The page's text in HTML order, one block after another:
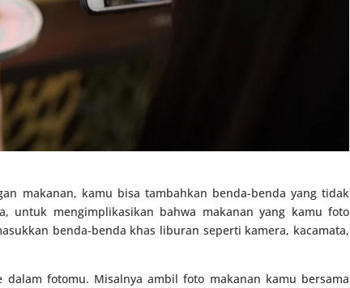
makanan, kamu bisa tambahkan benda-benda yang tidak
untuk mengimplikasikan bahwa makanan yang kamu foto
benda-benda khas liburan seperti kamera, kacamata,
fotomu. Misalnya ambil foto makanan kamu bersama